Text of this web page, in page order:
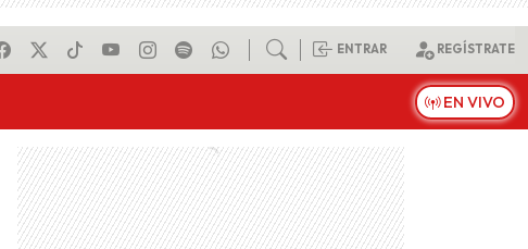
ENTRAR REGÍSTRATE
EN VIVO